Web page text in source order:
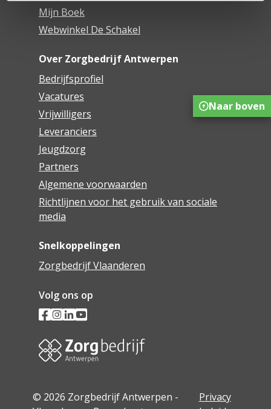
Mijn Boek
Webwinkel De Schakel
Over Zorgbedrijf Antwerpen
Bedrijfsprofiel
Vacatures
Vrijwilligers
Leveranciers
Jeugdzorg
Partners
Algemene voorwaarden
Richtlijnen voor het gebruik van sociale
media
Snelkoppelingen
Zorgbedrijf Vlaanderen
Volg ons op
© 2026 Zorgbedrijf Antwerpen -
Privacy
Naar boven